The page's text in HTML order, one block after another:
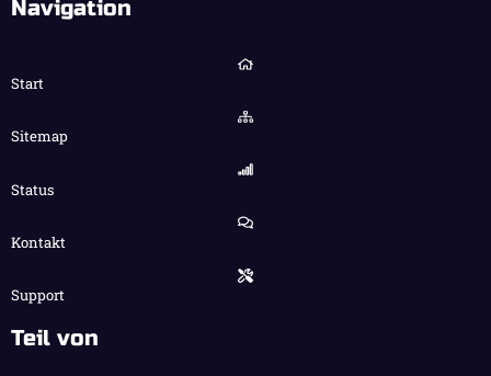
Navigation
Start
Sitemap
Status
Kontakt
Support
Teil von